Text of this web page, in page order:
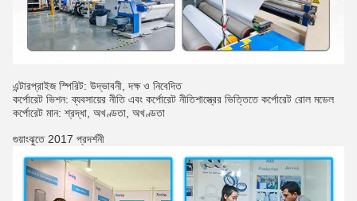
এন্টারপ্রাইজ স্পিরিট: উদ্ভাবনী, দক্ষ ও নিবেদিত
কর্পোরেট ভিশন: ব্যবসায়ের নীতি এবং কর্পোরেট নীতিশাস্ত্রের ভিত্তিতে কর্পোরেট রোল মডেল
কর্পোরেট মান: শ্রদ্ধা, অখণ্ডতা, অখণ্ডতা
গুয়াংঝুতে 2017 প্রদর্শনী